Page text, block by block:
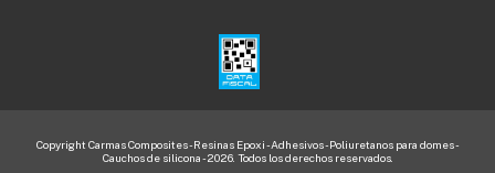
Copyright Carmas Composites - Resinas Epoxi - Adhesivos - Poliuretanos para domes -
Cauchos de silicona - 2026. Todos los derechos reservados.